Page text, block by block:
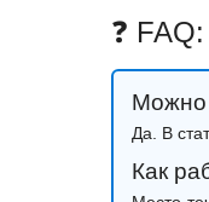
❓
Можно
Да. В
Как